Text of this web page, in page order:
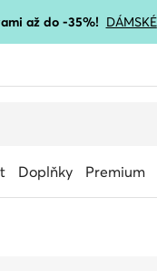
až do -35%! DÁMSKÉ
Doplňky Premium